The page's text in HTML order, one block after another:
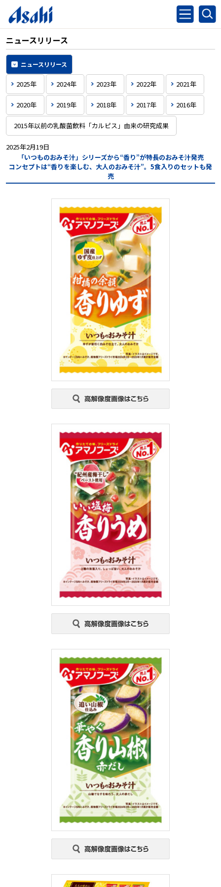
ニュースリリース
ニュースリリース
2025年 2024年 2023年 2022年 2021年
2020年 2019年 2018年 2017年 2016年
2015年以前の乳酸菌飲料「カルピス」由来の研究成果
2025年2月19日
「いつものおみそ汁」シリーズから“香り”が特長のおみそ汁発売
コンセプトは“香りを楽しむ、大人のおみそ汁”。5食入りのセットも発
売